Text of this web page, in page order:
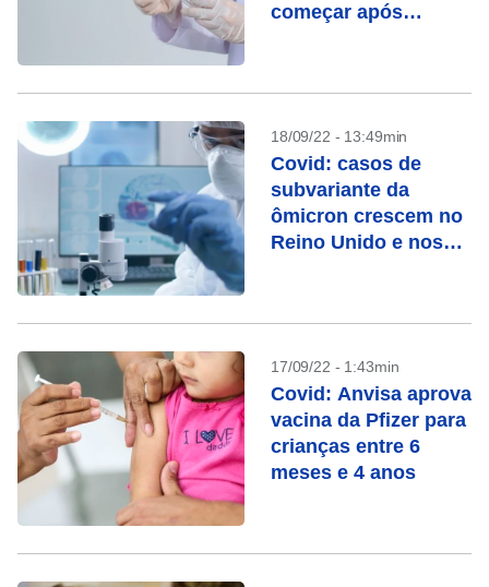
começar após
ministério
18/09/22 - 13:49min
Covid: casos de
subvariante da
ômicron crescem no
Reino Unido e nos
17/09/22 - 1:43min
Covid: Anvisa aprova
vacina da Pfizer para
crianças entre 6
meses e 4 anos